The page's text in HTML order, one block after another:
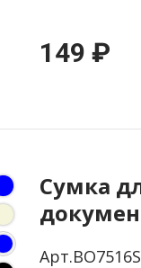
149 ₽
Сумка